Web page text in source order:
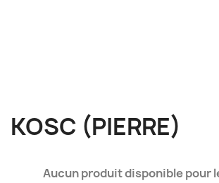
KOSC (PIERRE)
Aucun produit disponible pour